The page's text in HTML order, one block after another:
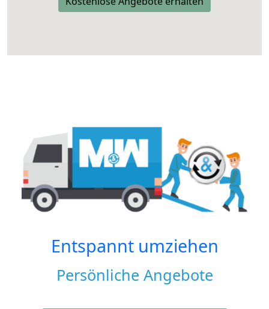
Entspannt umziehen
Persönliche Angebote